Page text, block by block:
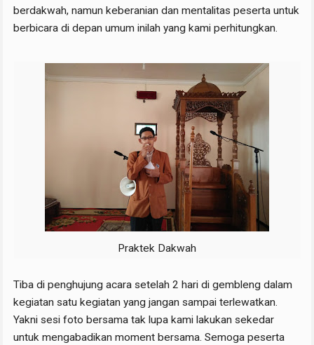
berdakwah, namun keberanian dan mentalitas peserta untuk
berbicara di depan umum inilah yang kami perhitungkan.
Praktek Dakwah
Tiba di penghujung acara setelah 2 hari di gembleng dalam
kegiatan satu kegiatan yang jangan sampai terlewatkan.
Yakni sesi foto bersama tak lupa kami lakukan sekedar
untuk mengabadikan moment bersama. Semoga peserta